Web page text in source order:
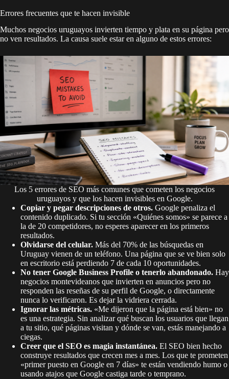
Errores frecuentes que te hacen invisible
Muchos negocios uruguayos invierten tiempo y plata en su página pero
no ven resultados. La causa suele estar en alguno de estos errores:
Los 5 errores de SEO más comunes que cometen los negocios
uruguayos y que los hacen invisibles en Google.
Copiar y pegar descripciones de otros. Google penaliza el
contenido duplicado. Si tu sección «Quiénes somos» se parece a
la de 20 competidores, no esperes aparecer en los primeros
resultados.
Olvidarse del celular. Más del 70% de las búsquedas en
Uruguay vienen de un teléfono. Una página que se ve bien solo
en escritorio está perdiendo 7 de cada 10 oportunidades.
No tener Google Business Profile o tenerlo abandonado. Hay
negocios montevideanos que invierten en anuncios pero no
responden las reseñas de su perfil de Google, o directamente
nunca lo verificaron. Es dejar la vidriera cerrada.
Ignorar las métricas. «Me dijeron que la página está bien» no
es una estrategia. Sin analizar qué buscan los usuarios que llegan
a tu sitio, qué páginas visitan y dónde se van, estás manejando a
ciegas.
Creer que el SEO es magia instantánea. El SEO bien hecho
construye resultados que crecen mes a mes. Los que te prometen
«primer puesto en Google en 7 días» te están vendiendo humo o
usando atajos que Google castiga tarde o temprano.